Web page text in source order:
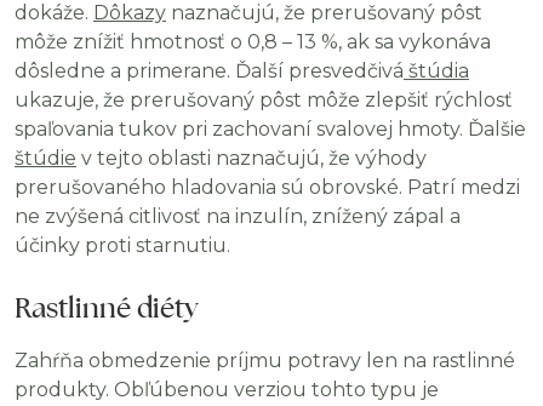
dokáže. Dôkazy naznačujú, že prerušovaný pôst
môže znížiť hmotnosť o 0,8 – 13 %, ak sa vykonáva
dôsledne a primerane. Ďalší presvedčivá štúdia
ukazuje, že prerušovaný pôst môže zlepšiť rýchlosť
spaľovania tukov pri zachovaní svalovej hmoty. Ďalšie
štúdie v tejto oblasti naznačujú, že výhody
prerušovaného hladovania sú obrovské. Patrí medzi
ne zvýšená citlivosť na inzulín, znížený zápal a
účinky proti starnutiu.
Rastlinné diéty
Zahŕňa obmedzenie príjmu potravy len na rastlinné
produkty. Obľúbenou verziou tohto typu je